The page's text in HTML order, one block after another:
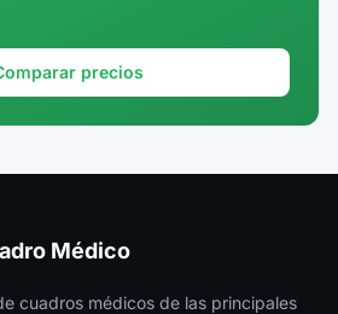
precios
Médico
cuadros médicos de las principales